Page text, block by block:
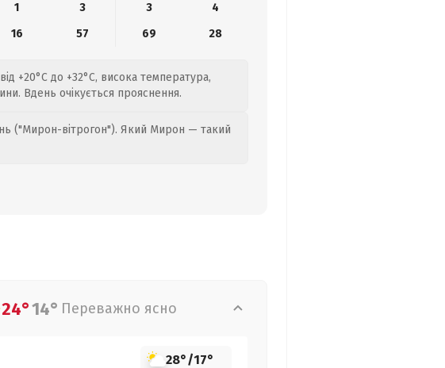
1 3 3
4
16 57 69 28
+20°C до +32°C, висока температура,
Вдень очікується прояснення.
("Мирон-вітрогон"). Який Мирон — такий
24°14° Переважно ясно
28°/17°